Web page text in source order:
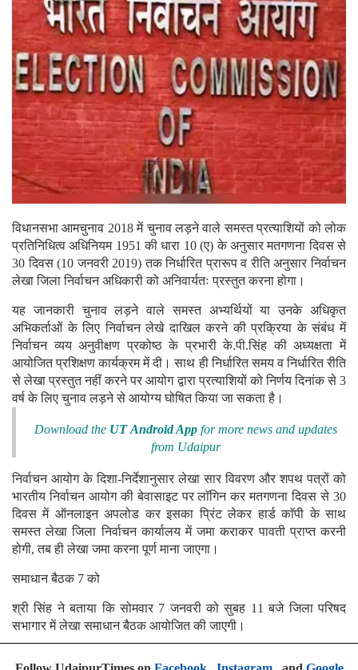
विधानसभा आमचुनाव 2018 में चुनाव लड़ने वाले समस्त प्रत्याशियों को लोक
प्रतिनिधित्व अधिनियम 1951 की धारा 10 (ए) के अनुसार मतगणना दिवस से
30 दिवस (10 जनवरी 2019) तक निर्धारित प्रारूप व रीति अनुसार निर्वाचन
लेखा जिला निर्वाचन अधिकारी को अनिवार्यतः प्रस्तुत करना होगा।
यह जानकारी चुनाव लड़ने वाले समस्त अभ्यर्थियों या उनके अधिकृत
अभिकर्ताओं के लिए निर्वाचन लेखे दाखिल करने की प्रक्रिया के संबंध में
निर्वाचन व्यय अनुवीक्षण प्रकोष्ठ के प्रभारी के.पी.सिंह की अध्यक्षता में
आयोजित प्रशिक्षण कार्यक्रम में दी। साथ ही निर्धारित समय व निर्धारित रीति
से लेखा प्रस्तुत नहीं करने पर आयोग द्वारा प्रत्याशियों को निर्णय दिनांक से 3
वर्ष के लिए चुनाव लड़ने से आयोग्य घोषित किया जा सकता है।
Download the UT Android App for more news and updates
from Udaipur
निर्वाचन आयोग के दिशा-निर्देशानुसार लेखा सार विवरण और शपथ पत्रों को
भारतीय निर्वाचन आयोग की बेवासाइट पर लाॅगिन कर मतगणना दिवस से 30
दिवस में ऑनलाइन अपलोड कर इसका प्रिंट लेकर हार्ड काॅपी के साथ
समस्त लेखा जिला निर्वाचन कार्यालय में जमा कराकर पावती प्राप्त करनी
होगी, तब ही लेखा जमा करना पूर्ण माना जाएगा।
समाधान बैठक 7 को
श्री सिंह ने बताया कि सोमवार 7 जनवरी को सुबह 11 बजे जिला परिषद
सभागार में लेखा समाधान बैठक आयोजित की जाएगी।